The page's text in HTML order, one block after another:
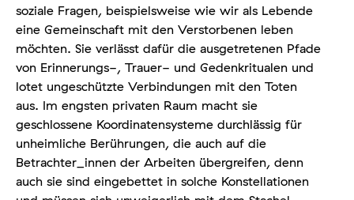
soziale Fragen, beispielsweise wie wir als Lebende
eine Gemeinschaft mit den Verstorbenen leben
möchten. Sie verlässt dafür die ausgetretenen Pfade
von Erinnerungs-, Trauer- und Gedenkritualen und
lotet ungeschützte Verbindungen mit den Toten
aus. Im engsten privaten Raum macht sie
geschlossene Koordinatensysteme durchlässig für
unheimliche Berührungen, die auch auf die
Betrachter_innen der Arbeiten übergreifen, denn
auch sie sind eingebettet in solche Konstellationen